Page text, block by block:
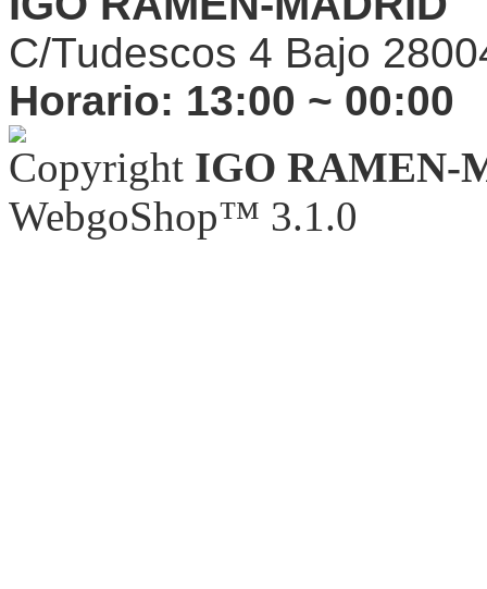
C/Tudescos 4 Bajo
Horario: 13:00 ~ 00:00
Copyright IGO RAMEN-
WebgoShop™ 3.1.0